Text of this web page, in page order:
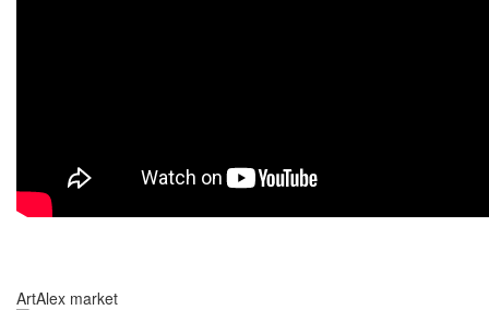
ArtAlex market